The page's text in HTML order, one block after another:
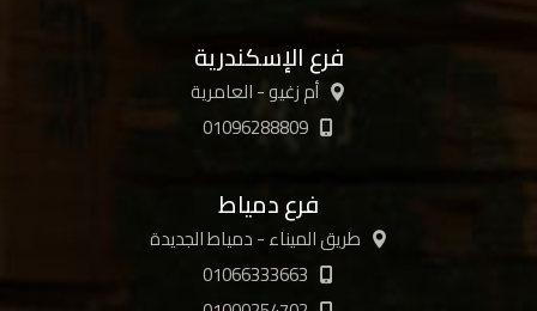
فرع الإسكندرية
أم زغيو - العامرية
01096288809
فرع دمياط
طريق الميناء - دمياط الجديدة
01066333663